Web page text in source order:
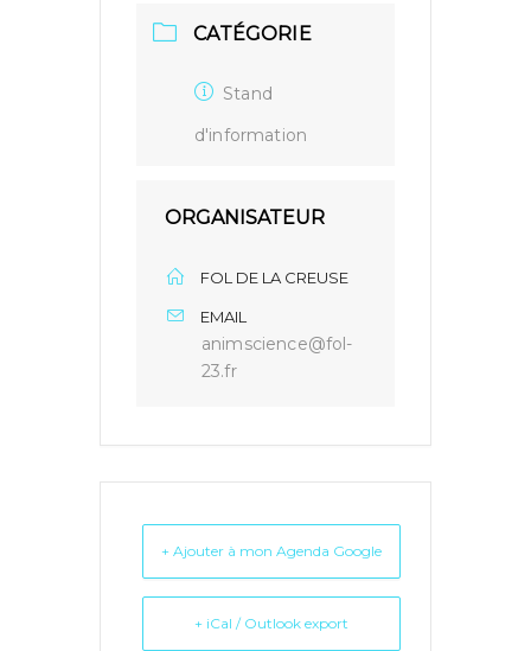
CATÉGORIE
Stand
d'information
ORGANISATEUR
FOL DE LA CREUSE
EMAIL
animscience@fol-
23.fr
+ Ajouter à mon Agenda Google
+ iCal / Outlook export